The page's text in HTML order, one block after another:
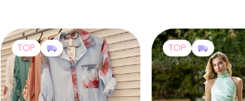
TOP TOP